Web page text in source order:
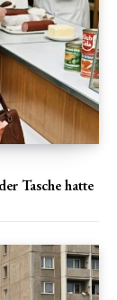
Tasche hatte